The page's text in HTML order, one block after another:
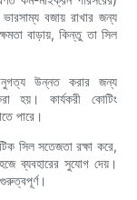
বজায় রাখার জন্য
বাড়ায়, কিন্তু তা সিল
উন্নত করার জন্য
হয়। কার্যকরী কোটিং
পারে।
সিল সতেজতা রক্ষা করে,
ব্যবহারের সুযোগ দেয়।
গুরুত্বপূর্ণ।